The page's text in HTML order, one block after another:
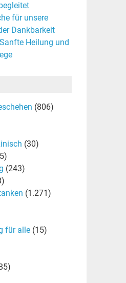
für unsere
Dankbarkeit
Heilung und
(806)
(30)
(243)
(1.271)
für alle(15)